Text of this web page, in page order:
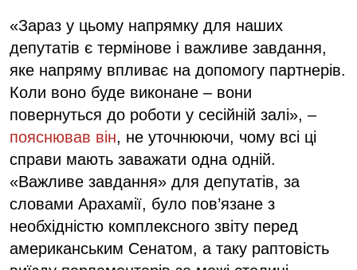
«Зараз у цьому напрямку для наших
депутатів є термінове і важливе завдання,
яке напряму впливає на допомогу партнерів.
Коли воно буде виконане – вони
повернуться до роботи у сесійній залі», –
пояснював він, не уточнюючи, чому всі ці
справи мають заважати одна одній.
«Важливе завдання» для депутатів, за
словами Арахамії, було пов’язане з
необхідністю комплексного звіту перед
американським Сенатом, а таку раптовість